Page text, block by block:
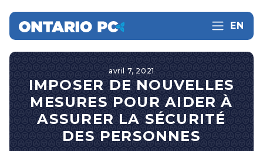
EN
avril 7, 2021
IMPOSER DE NOUVELLES
MESURES POUR AIDER À
ASSURER LA SÉCURITÉ
DES PERSONNES